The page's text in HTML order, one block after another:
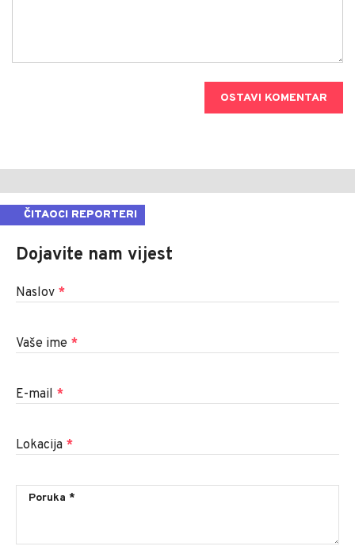
OSTAVI KOMENTAR
ČITAOCI REPORTERI
Dojavite nam vijest
Naslov *
Vaše ime *
E-mail *
Lokacija *